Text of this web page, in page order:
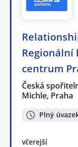
centrum
Česká
Michle, Praha
Plný
včerejší